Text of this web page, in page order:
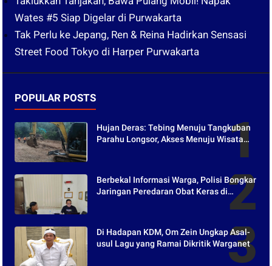
Wates #5 Siap Digelar di Purwakarta
Tak Perlu ke Jepang, Ren & Reina Hadirkan Sensasi
Street Food Tokyo di Harper Purwakarta
POPULAR POSTS
Hujan Deras: Tebing Menuju Tangkuban
Parahu Longsor, Akses Menuju Wisata
Berbekal Informasi Warga, Polisi Bongkar
Jaringan Peredaran Obat Keras di
Di Hadapan KDM, Om Zein Ungkap Asal-
usul Lagu yang Ramai Dikritik Warganet